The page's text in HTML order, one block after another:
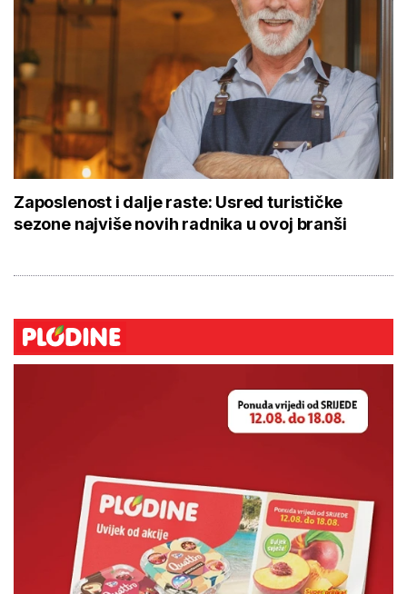
Zaposlenost i dalje raste: Usred turističke
sezone najviše novih radnika u ovoj branši